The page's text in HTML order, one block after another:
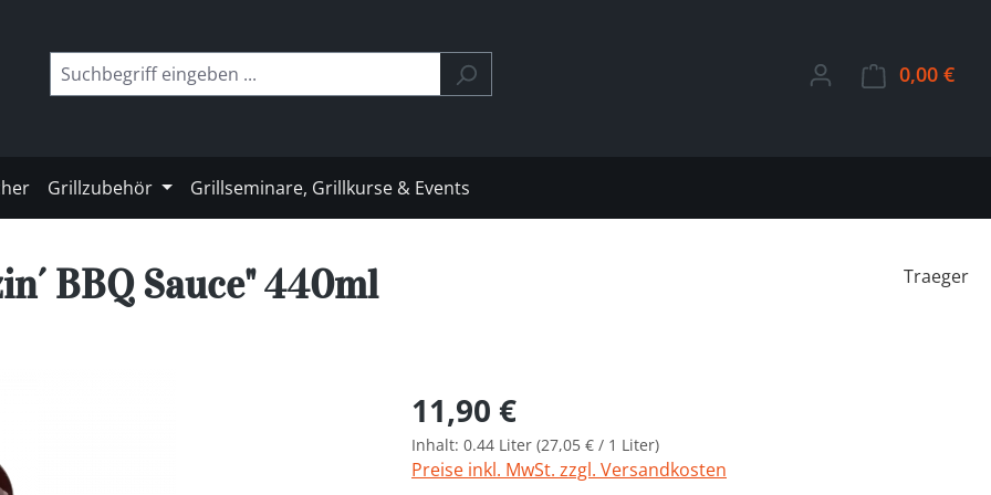
0,00 €
Grillzubehör Grillseminare, Grillkurse & Events
BBQ Sauce" 440ml Traeger
Regulärer Preis:
11,90 €
Inhalt: 0.44 Liter (27,05 € / 1 Liter)
Preise inkl. MwSt. zzgl. Versandkosten